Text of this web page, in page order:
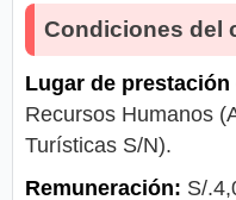
Condiciones del
Lugar de
Recursos Humanos
Turísticas S/N).
Remuneración: S/